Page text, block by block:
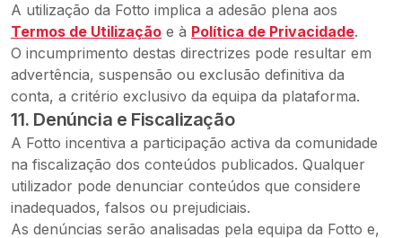
A utilização da Fotto implica a adesão plena aos
Termos de Utilização e à Política de Privacidade.
O incumprimento destas directrizes pode resultar em
advertência, suspensão ou exclusão definitiva da
conta, a critério exclusivo da equipa da plataforma.
11. Denúncia e Fiscalização
A Fotto incentiva a participação activa da comunidade
na fiscalização dos conteúdos publicados. Qualquer
utilizador pode denunciar conteúdos que considere
inadequados, falsos ou prejudiciais.
As denúncias serão analisadas pela equipa da Fotto e,